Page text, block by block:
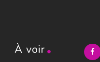
À voir